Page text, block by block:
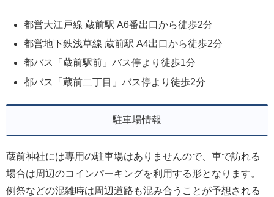
都営大江戸線 蔵前駅 A6番出口から徒歩2分
都営地下鉄浅草線 蔵前駅 A4出口から徒歩2分
都バス「蔵前駅前」バス停より徒歩1分
都バス「蔵前二丁目」バス停より徒歩2分
駐車場情報
蔵前神社には専用の駐車場はありませんので、車で訪れる
場合は周辺のコインパーキングを利用する形となります。
例祭などの混雑時は周辺道路も混み合うことが予想される